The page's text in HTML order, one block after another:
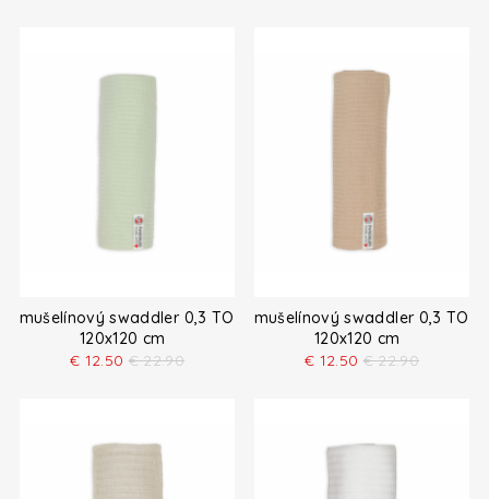
mušelínový swaddler 0,3 TOG
120x120 cm
€ 12.50 € 22.90
mušelínový swaddler 0,3 TOG
120x120 cm
€ 12.50 € 22.90